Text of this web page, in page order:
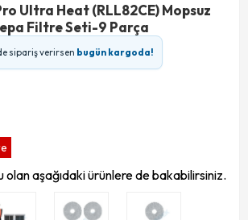
Ultra Heat (RLL82CE) Mopsuz
Filtre Seti-9 Parça
sipariş verirsen bugün kargoda!
olan aşağıdaki ürünlere de bakabilirsiniz.